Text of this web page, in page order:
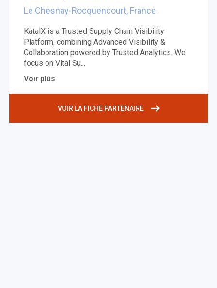
Le Chesnay-Rocquencourt, France
KatalX is a Trusted Supply Chain Visibility
Platform, combining Advanced Visibility &
Collaboration powered by Trusted Analytics. We
focus on Vital Su...
Voir plus
VOIR LA FICHE PARTENAIRE